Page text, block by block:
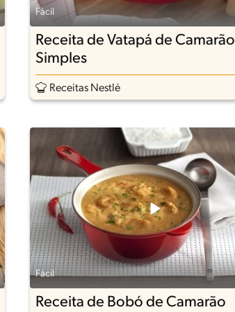
Fácil
Receita de Vatapá de Camarão
Simples
Receitas Nestlé
Fácil
Receita de Bobó de Camarão